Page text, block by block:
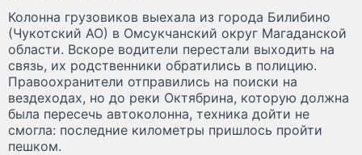
Колонна грузовиков выехала из города Билибино
(Чукотский АО) в Омсукчанский округ Магаданской
области. Вскоре водители перестали выходить на
связь, их родственники обратились в полицию.
Правоохранители отправились на поиски на
вездеходах, но до реки Октябрина, которую должна
была пересечь автоколонна, техника дойти не
смогла: последние километры пришлось пройти
пешком.